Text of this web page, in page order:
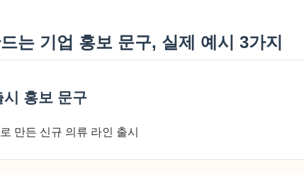
는 기업 홍보 문구, 실제 예시 3가지
홍보 문구
만든 신규 의류 라인 출시